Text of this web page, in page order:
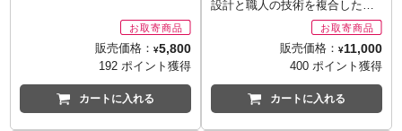
ことで違和感なく自由にポージ
ングすることが可能です。表情
パーツには「笑顔」「にっこり
顔」「ってコト！？顔」をセレ
クトし、差し替えが可能。オプ
ションパーツは「さすまた」
販売価格： ¥5,800
192 ポイント獲得
カートに入れる
設計と職人の技術を複合したロ
ボット造形の妙と、「硬・滑・
柔」をキーワードにABSや
PVC、POMなどの素材を複合し
たフィギュア「ROBOT魂」。人
気OVA作品『機動戦士ガンダム
0080 ポケットの中の戦争』か
販売価格： ¥11,000
400 ポイント獲得
カートに入れる